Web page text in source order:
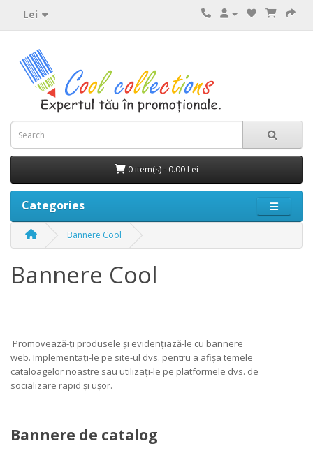
Lei
0 item(s) - 0.00 Lei
Categories
Bannere Cool
Bannere Cool
Promovează-ți produsele și evidențiază-le cu bannere
web. Implementați-le pe site-ul dvs. pentru a afișa temele
cataloagelor noastre sau utilizați-le pe platformele dvs. de
socializare rapid și ușor.
Bannere de catalog